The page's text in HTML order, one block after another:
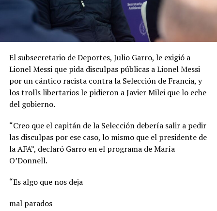
El subsecretario de Deportes, Julio Garro, le exigió a
Lionel Messi que pida disculpas públicas a Lionel Messi
por un cántico racista contra la Selección de Francia, y
los trolls libertarios le pidieron a Javier Milei que lo eche
del gobierno.
“Creo que el capitán de la Selección debería salir a pedir
las disculpas por ese caso, lo mismo que el presidente de
la AFA”, declaró Garro en el programa de María
O’Donnell.
“Es algo que nos deja
mal parados